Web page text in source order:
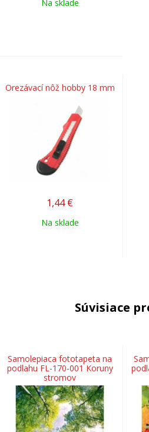
Na sklade
Orezávací nôž hobby 18 mm
1,44 €
Na sklade
Súvisiace
Samolepiaca fototapeta na
podlahu FL-170-001 Koruny
stromov